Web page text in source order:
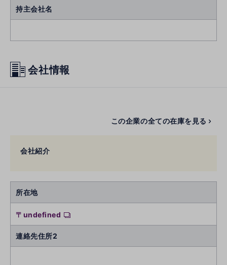
持主会社名
会社情報
この企業の全ての在庫を見る
会社紹介
所在地
〒undefined
連絡先住所2